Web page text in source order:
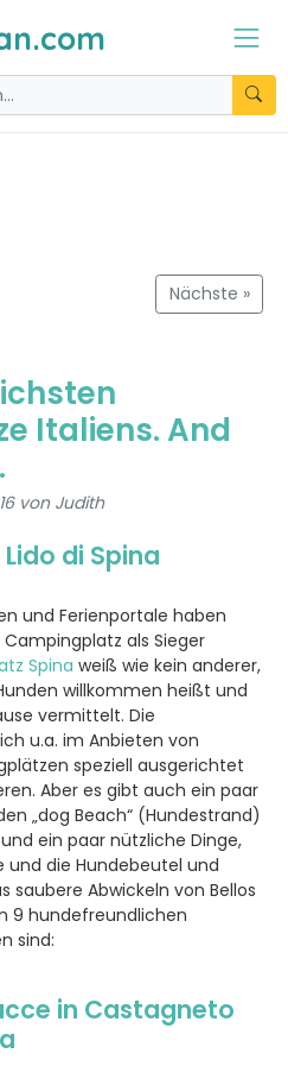
Nächste »
Italiens. And
von Judith
Lido di Spina
und Ferienportale haben
als Sieger
Spina weiß wie kein anderer,
willkommen heißt und
vermittelt. Die
u.a. im Anbieten von
speziell ausgerichtet
Aber es gibt auch ein paar
„dog Beach“ (Hundestrand)
ein paar nützliche Dinge,
und die Hundebeutel und
saubere Abwickeln von Bellos
9 hundefreundlichen
sind:
in Castagneto